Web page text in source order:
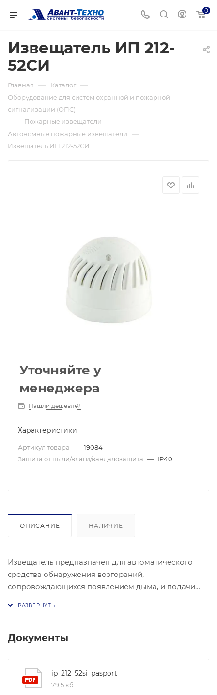
0
Извещатель ИП 212-
52СИ
Главная — Каталог —
Оборудование для систем охранной и пожарной
сигнализации (ОПС)
— Пожарные извещатели —
Автономные пожарные извещатели —
Извещатель ИП 212-52СИ
Уточняйте у
менеджера
Нашли дешевле?
Характеристики
Артикул товара — 19084
Защита от пыли/влаги/вандалозащита — IP40
ОПИСАНИЕ НАЛИЧИЕ
Извещатель предназначен для автоматического
средства обнаружения возгораний,
сопровождающихся появлением дыма, и подачи
Устанавливается в спальных помещениях или в
Предпочтительное размещение извещателя на
потолке, при невозможности выполнения - на стене
Документы
ip_212_52si_pasport
79,5 кб